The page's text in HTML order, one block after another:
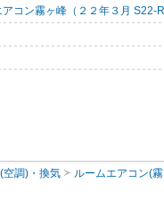
コン霧ヶ峰（２２年３月 S22-
空調)・換気 ルームエアコン(